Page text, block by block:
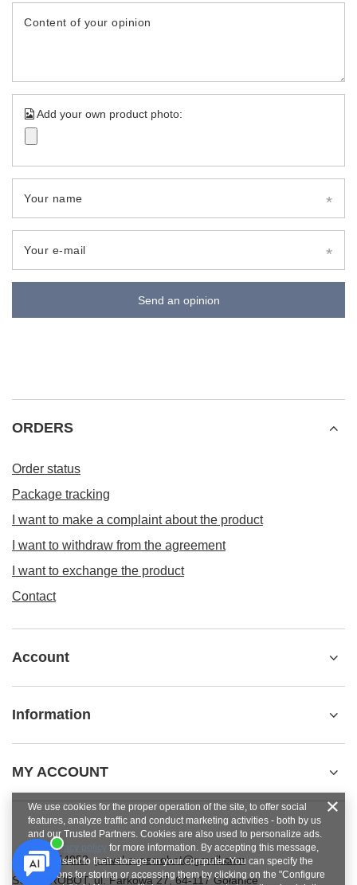
Content of your opinion
Add your own product photo:
Your name
Your e-mail
Send an opinion
ORDERS
Order status
Package tracking
I want to make a complaint about the product
I want to withdraw from the agreement
I want to exchange the product
Contact
Account
Information
MY ACCOUNT
+48784454053 pawel.superrobot@gmail.com
SUPERROBOT,ul. Parkowa 27,64-117Gołanice
We use cookies for the proper operation of the site, to offer social
features, analyze traffic and conduct marketing activities - both by us
and our Trusted Partners. Cookies are also used to personalize ads.
privacy policy for more information. By accepting this message,
you consent to their storage on your computer. You can specify the
conditions for storing or accessing them by clicking on the "Configure